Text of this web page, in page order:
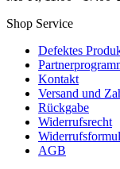
Shop Service
Defektes
Kontakt
Versand und
Rückgabe
Widerrufsrecht
AGB